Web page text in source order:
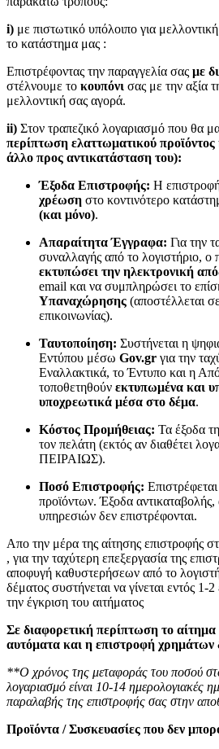
i) με πιστωτικό υπόλοιπο για
το κατάστημα μας :
Επιστρέφοντας την παραγγελία σας με
στέλνουμε το κουπόνι σας με την αξία
μελλοντική σας αγορά.
ii) Στον τραπεζικό λογαριασμό που θα
περίπτωση ελαττωματικού προϊόντος
άλλο προς αντικατάσταση του):
Έξοδα Επιστροφής: Η επιστροφή
χρέωση στο κοντινότερο
(και μόνο).
Απαραίτητα Έγγραφα: Για την
συναλλαγής από το λογιστήριο, ο
εκτυπώσει την ηλεκτρονική
email και να συμπληρώσει το
Υπαναχώρησης (αποστέλλεται
επικοινωνίας).
Ταυτοποίηση: Συστήνεται η
Εντύπου μέσω Gov.gr για την
Εναλλακτικά, το Έντυπο και η
τοποθετηθούν εκτυπωμένα και
υποχρεωτικά μέσα στο δέμα.
Κόστος Προμήθειας: Τα έξοδα
τον πελάτη (εκτός αν διαθέτει
ΠΕΙΡΑΙΩΣ).
Ποσό Επιστροφής:
προϊόντων. Έξοδα
υπηρεσιών δεν επιστρέφονται.
Απο την μέρα της αίτησης επιστροφής
, για την ταχύτερη επεξεργασία της
αποφυγή καθυστερήσεων από το
δέματος συστήνεται να γίνεται εντός
την έγκριση του αιτήματος
Σε διαφορετική περίπτωση το αίτημα
αυτόματα και η επιστροφή χρημάτων
**Ο χρόνος της μεταφοράς του ποσού
λογαριασμό είναι 10-14 ημερολογιακές
παραλαβής της επιστροφής σας στην
Προϊόντα / Συσκευασίες που δεν